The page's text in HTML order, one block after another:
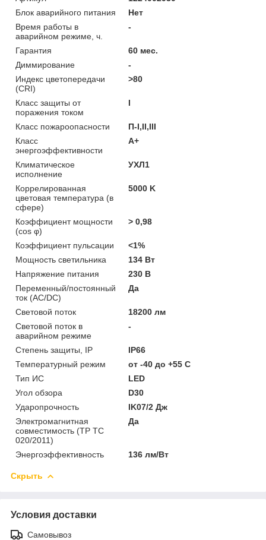
Блок аварийного питания
Нет
Время работы в
аварийном режиме, ч.
-
Гарантия
60 мес.
Диммирование
-
Индекс цветопередачи
(CRI)
>80
Класс защиты от
поражения током
I
Класс пожароопасности
П-I,II,ІІІ
Класс
энергоэффективности
A+
Климатическое
исполнение
УХЛ1
Коррелированная
цветовая температура (в
сфере)
5000 K
Коэффициент мощности
(cos φ)
> 0,98
Коэффициент пульсации
<1%
Мощность светильника
134 Вт
Напряжение питания
230 В
Переменный/постоянный
ток (AC/DC)
Да
Световой поток
18200 лм
Световой поток в
аварийном режиме
-
Степень защиты, IP
IP66
Температурный режим
от -40 до +55 C
Тип ИС
LED
Угол обзора
D30
Ударопрочность
IK07/2 Дж
Электромагнитная
совместимость (ТР ТС
020/2011)
Да
Энергоэффективность 136 лм/Вт
Скрыть
Условия доставки
Самовывоз